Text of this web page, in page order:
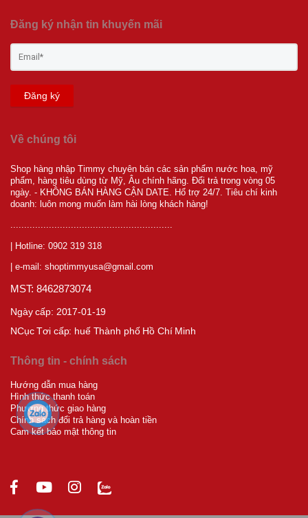
Đăng ký nhận tin khuyến mãi
Đăng ký
Về chúng tôi
Shop hàng nhập Timmy chuyên bán các sản phẩm nước hoa, mỹ
phẩm, hàng tiêu dùng từ Mỹ, Âu chính hãng. Đổi trả trong vòng 05
ngày. - KHÔNG BÁN HÀNG CẬN DATE. Hổ trợ 24/7. Tiêu chí kinh
doanh: luôn mong muốn làm hài lòng khách hàng!
...........................................................
| Hotline: 0902 319 318
| e-mail: shoptimmyusa@gmail.com
MST: 8462873074
Ngày cấp: 2017-01-19
NCục Tơi cấp: huế Thành phố Hồ Chí Minh
Thông tin - chính sách
Hướng dẫn mua hàng
Hình thức thanh toán
Phương thức giao hàng
Chính sách đổi trả hàng và hoàn tiền
Cam kết bảo mật thông tin